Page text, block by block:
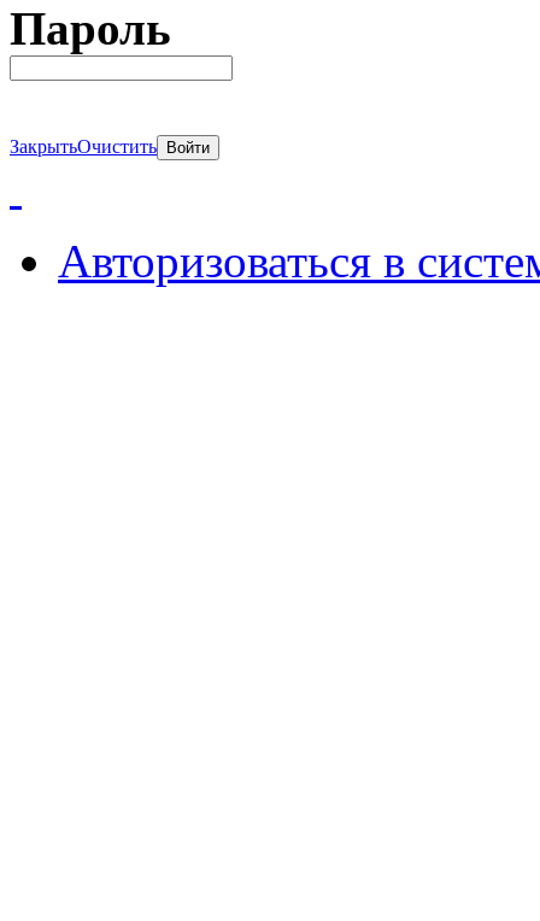
Пароль
ЗакрытьОчистить
Авторизоваться в